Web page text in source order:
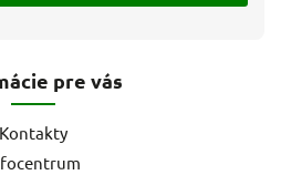
pre vás
Kontakty